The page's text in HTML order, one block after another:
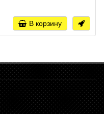
В корзину